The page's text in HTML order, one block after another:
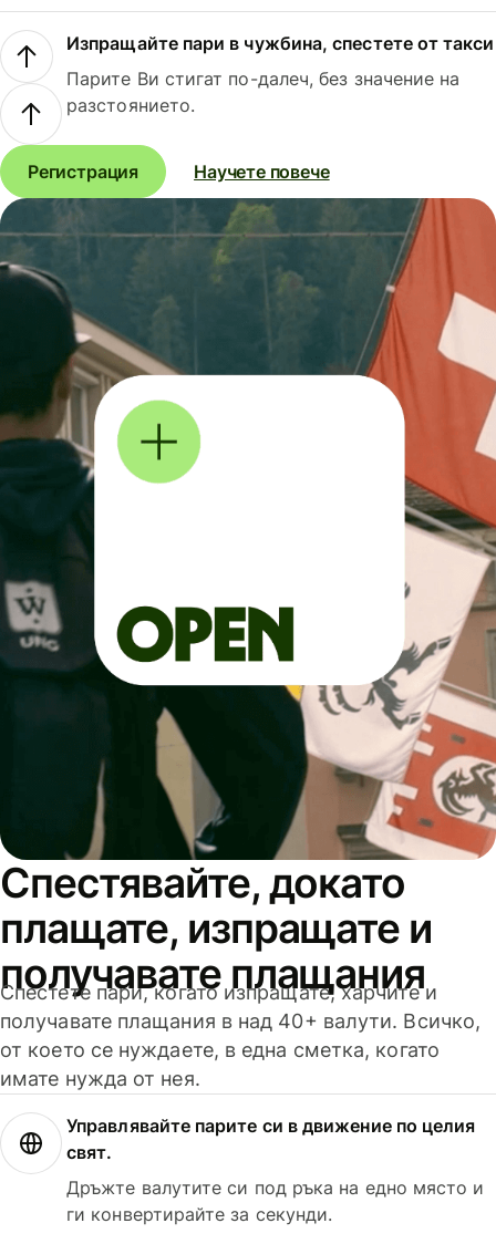
Изпращайте пари в чужбина, спестете от такси
Парите Ви стигат по-далеч, без значение на
разстоянието.
Регистрация Научете повече
Спестявайте, докато
плащате, изпращате и
получавате плащания
Спестете пари, когато изпращате, харчите и
получавате плащания в над 40+ валути. Всичко,
от което се нуждаете, в една сметка, когато
имате нужда от нея.
Управлявайте парите си в движение по целия
свят.
Дръжте валутите си под ръка на едно място и
ги конвертирайте за секунди.